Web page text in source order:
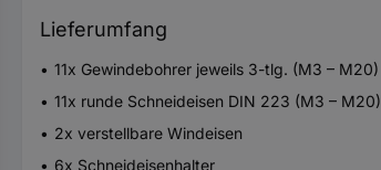
Lieferumfang
11x Gewindebohrer jeweils 3-tlg. (M3 – M20)
11x runde Schneideisen DIN 223 (M3 – M20)
2x verstellbare Windeisen
6x Schneideisenhalter